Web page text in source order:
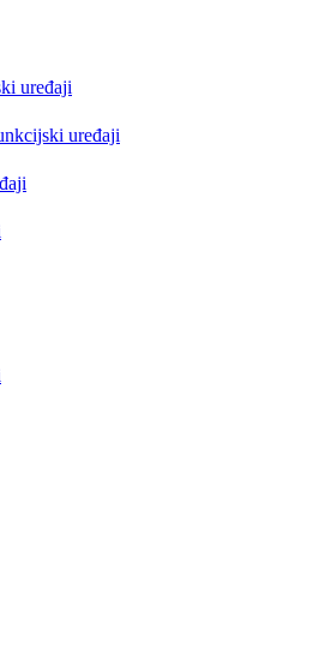
uređaji
uređaji